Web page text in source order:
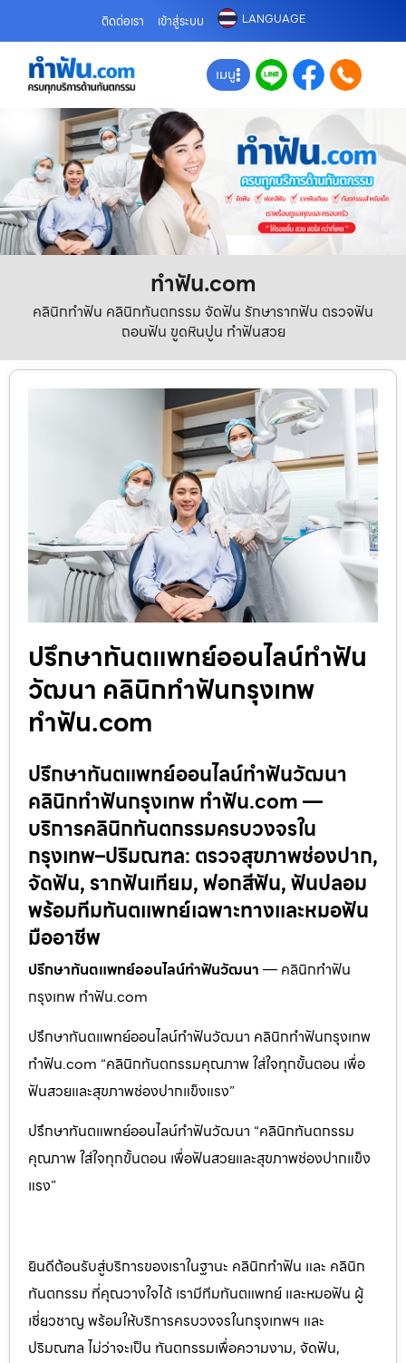
ติดต่อเรา เข้าสู่ระบบ LANGUAGE
เมนู
ทําฟัน.com
คลินิกทำฟัน คลินิกทันตกรรม จัดฟัน รักษารากฟัน ตรวจฟัน
ถอนฟัน ขูดหินปูน ทำฟันสวย
ปรึกษาทันตแพทย์ออนไลน์ทำฟัน
วัฒนา คลินิกทำฟันกรุงเทพ
ทำฟัน.com
ปรึกษาทันตแพทย์ออนไลน์ทำฟันวัฒนา
คลินิกทำฟันกรุงเทพ ทำฟัน.com —
บริการคลินิกทันตกรรมครบวงจรใน
กรุงเทพ–ปริมณฑล: ตรวจสุขภาพช่องปาก,
จัดฟัน, รากฟันเทียม, ฟอกสีฟัน, ฟันปลอม
พร้อมทีมทันตแพทย์เฉพาะทางและหมอฟัน
มืออาชีพ
ปรึกษาทันตแพทย์ออนไลน์ทำฟันวัฒนา — คลินิกทำฟัน
กรุงเทพ ทำฟัน.com
ปรึกษาทันตแพทย์ออนไลน์ทำฟันวัฒนา คลินิกทำฟันกรุงเทพ
ทำฟัน.com “คลินิกทันตกรรมคุณภาพ ใส่ใจทุกขั้นตอน เพื่อ
ฟันสวยและสุขภาพช่องปากแข็งแรง”
ปรึกษาทันตแพทย์ออนไลน์ทำฟันวัฒนา “คลินิกทันตกรรม
คุณภาพ ใส่ใจทุกขั้นตอน เพื่อฟันสวยและสุขภาพช่องปากแข็ง
แรง”
ยินดีต้อนรับสู่บริการของเราในฐานะ คลินิกทำฟัน และ คลินิก
ทันตกรรม ที่คุณวางใจได้ เรามีทีมทันตแพทย์ และหมอฟัน ผู้
เชี่ยวชาญ พร้อมให้บริการครบวงจรในกรุงเทพฯ และ
ปริมณฑล ไม่ว่าจะเป็น ทันตกรรมเพื่อความงาม, จัดฟัน,